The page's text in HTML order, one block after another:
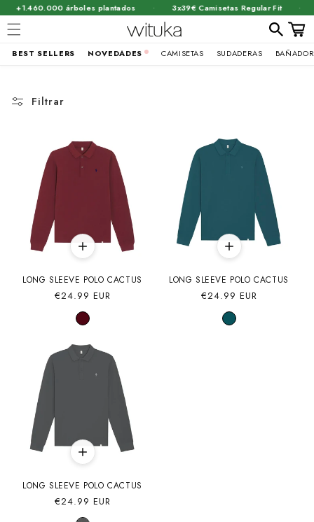
al contenido
+1.460.000 árboles plantados 3x39€ Camisetas Regular Fit
BEST SELLERS NOVEDADES CAMISETAS SUDADERAS
Filtrar
LONG SLEEVE POLO CACTUS
Precio
habitual
€24.99 EUR
LONG SLEEVE POLO CACTUS
Precio
habitual
€24.99 EUR
LONG SLEEVE POLO CACTUS
Precio
habitual
€24.99 EUR